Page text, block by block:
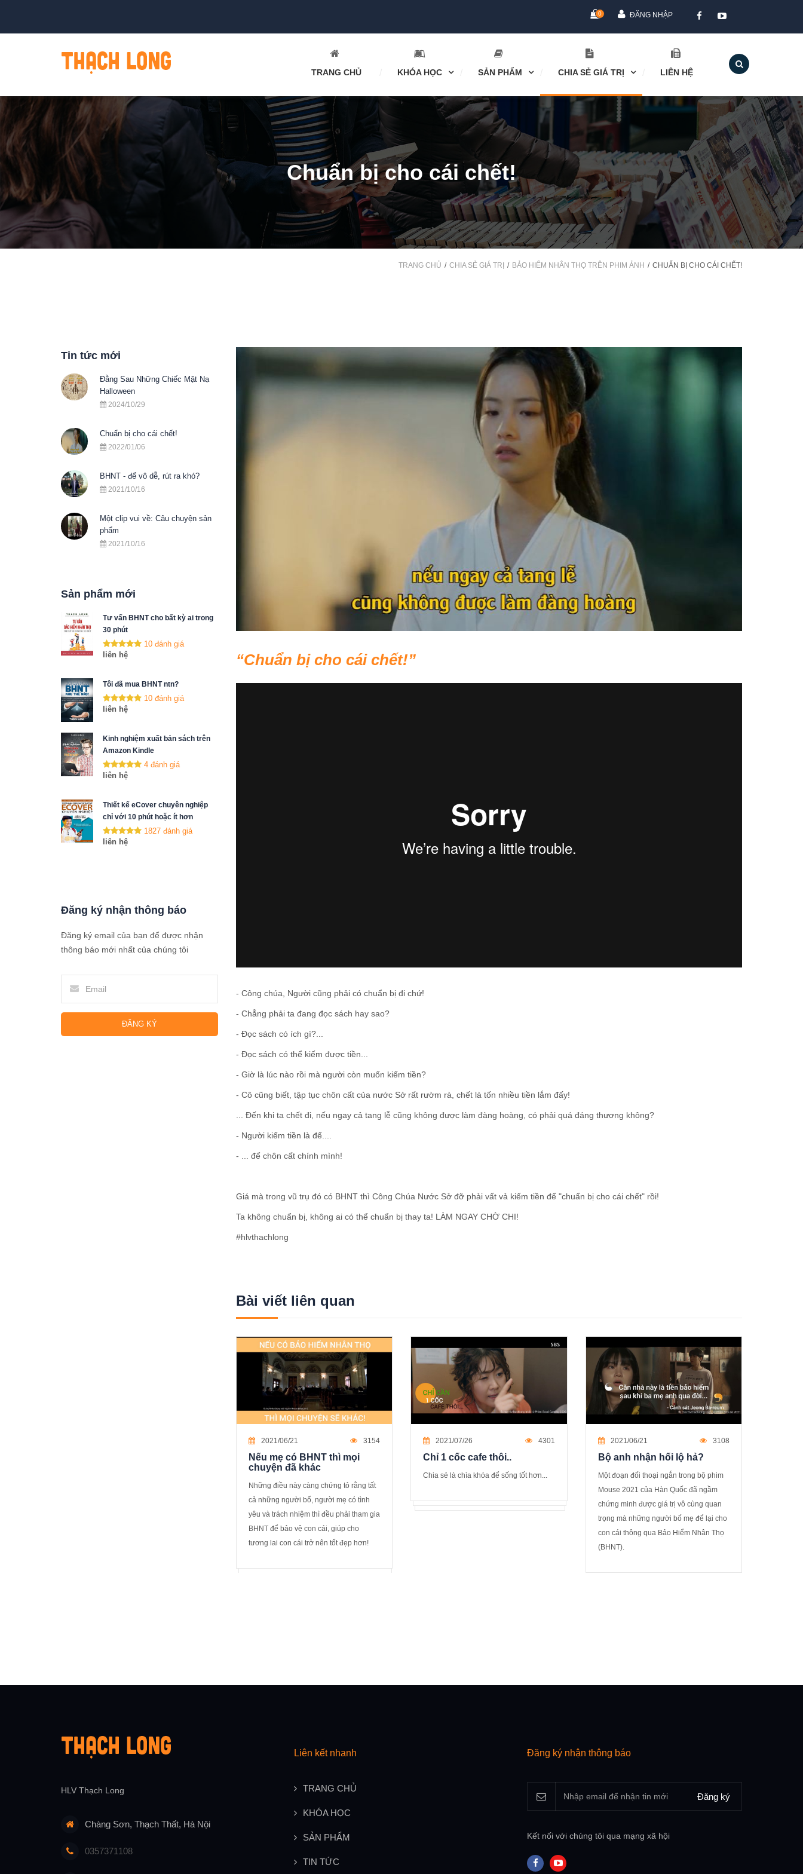
0 ĐĂNG NHẬP
TRANG CHỦ KHÓA HỌC SẢN PHẨM CHIA SẺ GIÁ TRỊ LIÊN HỆ
Chuẩn bị cho cái chết!
TRANG CHỦ CHIA SẺ GIÁ TRỊ BẢO HIỂM NHÂN THỌ TRÊN PHIM ẢNH CHUẨN BỊ CHO CÁI CHẾT!
Chuẩn bị cho cái chết!
- Công chúa, Người cũng phải có chuẩn bị đi chứ!
- Chẳng phải ta đang đọc sách hay sao?
- Đọc sách có ích gì?...
- Đọc sách có thể kiếm được tiền...
- Giờ là lúc nào rồi mà người còn muốn kiếm tiền?
- Cô cũng biết, tập tục chôn cất của nước Sở rất rườm rà, chết là tốn nhiều tiền lắm đấy!
... Đến khi ta chết đi, nếu ngay cả tang lễ cũng không được làm đàng hoàng, có phải quá đáng thương không?
- Người kiếm tiền là để....
- ... để chôn cất chính mình!
Giá mà trong vũ trụ đó có BHNT thì Công Chúa Nước Sở đỡ phải vất vả kiếm tiền để "chuẩn bị cho cái chết" rồi!
Ta không chuẩn bị, không ai có thể chuẩn bị thay ta! LÀM NGAY CHỜ CHI!
#hlvthachlong
Bài viết liên quan
2021/06/21 3154
Nếu mẹ có BHNT thì mọi
chuyện đã khác
Những điều này càng chứng tỏ rằng tất
cả những người bố, người mẹ có tình
yêu và trách nhiệm thì đều phải tham gia
BHNT để bảo vệ con cái, giúp cho
tương lai con cái trở nên tốt đẹp hơn!
2021/07/26 4301
Chỉ 1 cốc cafe thôi..
Chia sẻ là chìa khóa để sống tốt hơn...
2021/06/21 3108
Bộ anh nhận hối lộ hả?
Một đoạn đối thoại ngắn trong bộ phim
Mouse 2021 của Hàn Quốc đã ngầm
chứng minh được giá trị vô cùng quan
trọng mà những người bố mẹ để lại cho
con cái thông qua Bảo Hiểm Nhân Thọ
(BHNT).
Tin tức mới
Đằng Sau Những Chiếc Mặt Nạ
Halloween
2024/10/29
Chuẩn bị cho cái chết!
2022/01/06
BHNT - để vô dễ, rút ra khó?
2021/10/16
Một clip vui về: Câu chuyện sản
phẩm
2021/10/16
Sản phẩm mới
Tư vấn BHNT cho bất kỳ ai trong
30 phút
10 đánh giá
liên hệ
Tôi đã mua BHNT ntn?
10 đánh giá
liên hệ
Kinh nghiệm xuất bản sách trên
Amazon Kindle
4 đánh giá
liên hệ
Thiết kế eCover chuyên nghiệp
chỉ với 10 phút hoặc ít hơn
1827 đánh giá
liên hệ
Đăng ký nhận thông báo
Đăng ký email của bạn để được nhận
thông báo mới nhất của chúng tôi
ĐĂNG KÝ
HLV Thạch Long
Chàng Sơn, Thạch Thất, Hà Nội
0357371108
Liên kết nhanh
TRANG CHỦ
KHÓA HỌC
SẢN PHẨM
TIN TỨC
Đăng ký nhận thông báo
Đăng ký
Kết nối với chúng tôi qua mạng xã hội